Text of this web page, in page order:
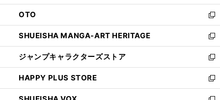
ウ
で
開
く
ン
ド
ウ
で
開
く
OTO
新
し
い
ウ
ィ
ン
ド
ウ
SHUEISHA MANGA-ART HERITAGE
新
し
い
ウ
ィ
ン
ジャンプキャラクターズストア
新
し
い
ウ
HAPPY PLUS STORE
新
し